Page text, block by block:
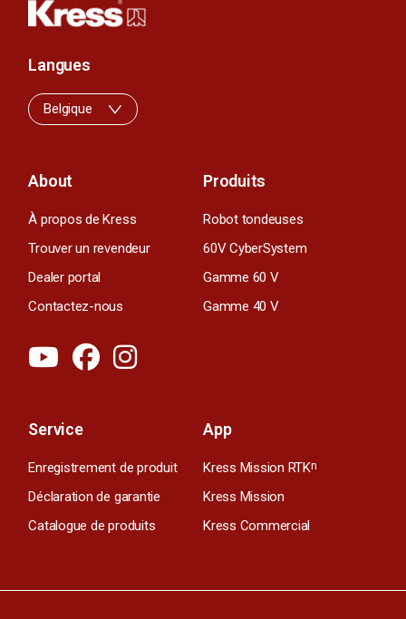
About
À propos de Kress
Trouver un revendeur
Dealer portal
Contactez-nous
Produits
Robot tondeuses
60V CyberSystem
Gamme 60 V
Gamme 40 V
Service
Enregistrement de produit
Déclaration de garantie
Catalogue de produits
App
Kress Mission RTKn
Kress Mission
Kress Commercial
Langues
Belgique